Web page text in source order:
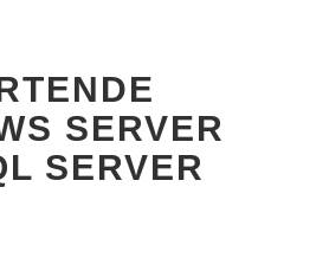
SERVER
SERVER